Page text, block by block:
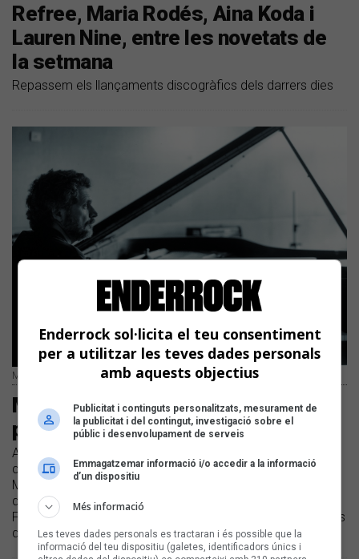
Refree, Maria Rodés, Aina Koda i
Lauren Nine, entre les novetats de
la setmana
Repassem els llançaments discogràfics dels darrers dies
Manel Camp | Juan Miguel Morales
Manel Camp i Joan Chamorro,
premiats per l’AMJM
Avui s’ha celebrat la 29a edició de l’entrega de guardons
que atorga l’Associació de Músics de Jazz i Música
Moderna de Catalunya | L’acte, acollit pel Milano Jazz Club
de Barcelona, també ha reconegut Joan Casares, el
Festival Nits de Jazz de Platja d’Aro, l’Associació de Músics
de Mallorca i Anna Veiga
Enderrock sol·licita el teu consentiment
per a utilitzar les teves dades personals
amb aquests objectius
Publicitat i continguts personalitzats, mesurament de
la publicitat i del contingut, investigació sobre el
públic i desenvolupament de serveis
Emmagatzemar informació i/o accedir a la informació
d’un dispositiu
Més informació
Les teves dades personals es tractaran i és possible que la
informació del teu dispositiu (galetes, identificadors únics i